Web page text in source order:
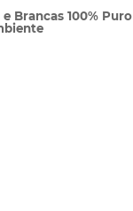
Brancas 100% Puro